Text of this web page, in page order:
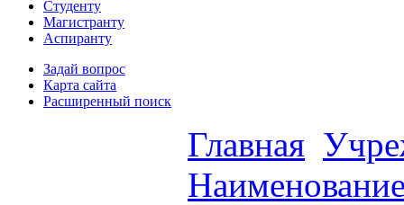
Студенту
Магистранту
Аспиранту
Задай вопрос
Карта сайта
Расширенный поиск
Главная